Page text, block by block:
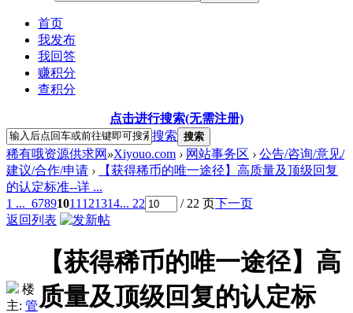
首页
我发布
我回答
赚积分
查积分
点击进行搜索(无需注册)
搜索 搜索
稀有哦资源供求网 »Xiyouo.com › 网站事务区 › 公告/咨询/意见/
建议/合作/申请 ›
【获得稀币的唯一途径】高质量及顶级回复
的认定标准--详 ...
1 ... 67891011 121314... 22 / 22 页下一页
返回列表
楼
主: 管
【获得稀币的唯一途径】高
质量及顶级回复的认定标